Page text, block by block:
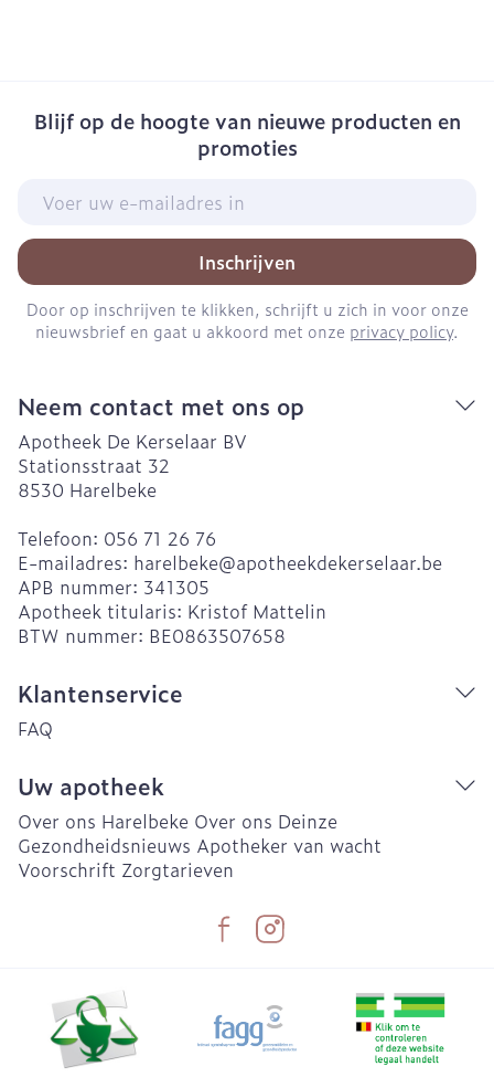
Blijf op de hoogte van nieuwe producten en
promoties
Inschrijven
Door op inschrijven te klikken, schrijft u zich in voor onze
nieuwsbrief en gaat u akkoord met onze privacy policy.
Neem contact met ons op
Apotheek De Kerselaar BV
Stationsstraat 32
8530 Harelbeke
Telefoon: 056 71 26 76
E-mailadres: harelbeke@apotheekdekerselaar.be
APB nummer: 341305
Apotheek titularis: Kristof Mattelin
BTW nummer: BE0863507658
Klantenservice
FAQ
Uw apotheek
Over ons Harelbeke Over ons Deinze
Gezondheidsnieuws Apotheker van wacht
Voorschrift Zorgtarieven